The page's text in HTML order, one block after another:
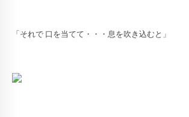
「それで 口を当てて・・・息を吹き込むと」